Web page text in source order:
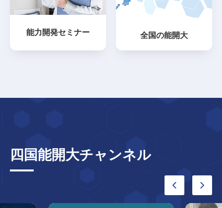
能力開発セミナー 全国の能開大
四国能開大チャンネル
前へ